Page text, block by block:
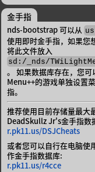
金手指
nds-bootstrap 可以从
使用即时金手指，如果您
将此文件放入
sd:/_nds/
。 如果数据库存在，您
Menu++的游戏单独设置
指。
推荐使用目前存储量最大
DeadSkullz Jr's金手指数
r.pk11.us/DSJCheats
或者您可以自行在电脑使
作金手指数据库:
r.pk11.us/r4cce